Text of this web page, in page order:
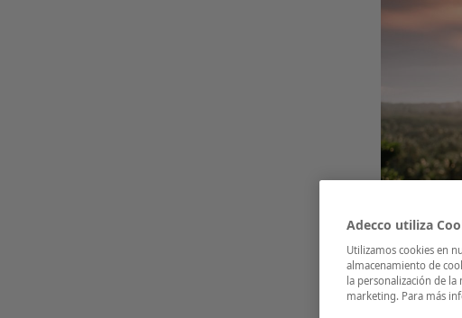
Adecco utiliza
Utilizamos cookies en
almacenamiento de
la personalización de
marketing. Para más